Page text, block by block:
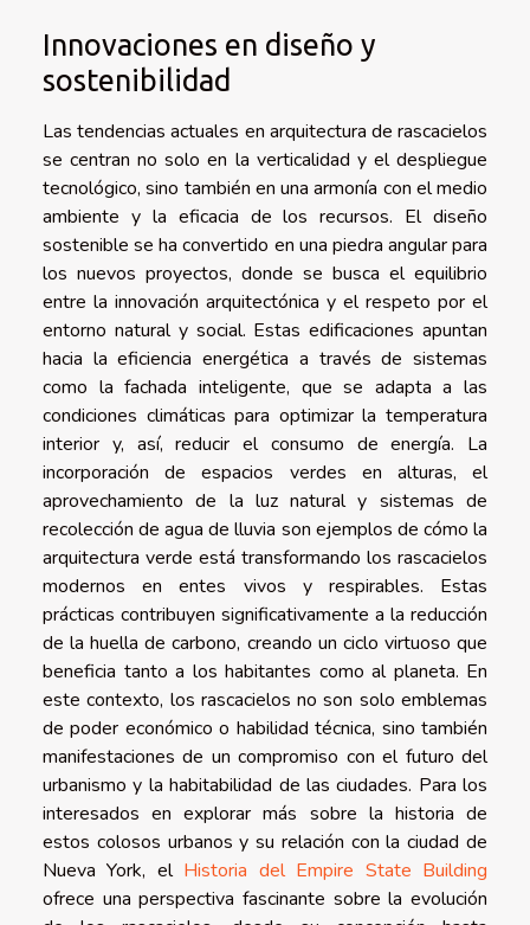
Innovaciones en diseño y
sostenibilidad
Las tendencias actuales en arquitectura de rascacielos
se centran no solo en la verticalidad y el despliegue
tecnológico, sino también en una armonía con el medio
ambiente y la eficacia de los recursos. El diseño
sostenible se ha convertido en una piedra angular para
los nuevos proyectos, donde se busca el equilibrio
entre la innovación arquitectónica y el respeto por el
entorno natural y social. Estas edificaciones apuntan
hacia la eficiencia energética a través de sistemas
como la fachada inteligente, que se adapta a las
condiciones climáticas para optimizar la temperatura
interior y, así, reducir el consumo de energía. La
incorporación de espacios verdes en alturas, el
aprovechamiento de la luz natural y sistemas de
recolección de agua de lluvia son ejemplos de cómo la
arquitectura verde está transformando los rascacielos
modernos en entes vivos y respirables. Estas
prácticas contribuyen significativamente a la reducción
de la huella de carbono, creando un ciclo virtuoso que
beneficia tanto a los habitantes como al planeta. En
este contexto, los rascacielos no son solo emblemas
de poder económico o habilidad técnica, sino también
manifestaciones de un compromiso con el futuro del
urbanismo y la habitabilidad de las ciudades. Para los
interesados en explorar más sobre la historia de
estos colosos urbanos y su relación con la ciudad de
Nueva York, el Historia del Empire State Building
ofrece una perspectiva fascinante sobre la evolución